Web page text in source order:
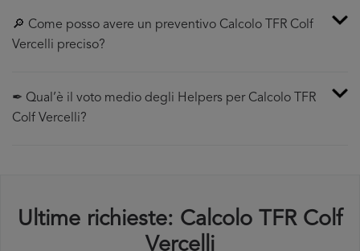
🔎 Come posso avere un preventivo Calcolo TFR Colf
Vercelli preciso?
✒ Qual’è il voto medio degli Helpers per Calcolo TFR
Colf Vercelli?
Ultime richieste: Calcolo TFR Colf
Vercelli